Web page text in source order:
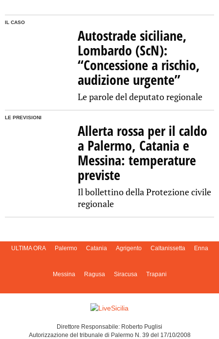
IL CASO
Autostrade siciliane,
Lombardo (ScN):
“Concessione a rischio,
audizione urgente”
Le parole del deputato regionale
LE PREVISIONI
Allerta rossa per il caldo
a Palermo, Catania e
Messina: temperature
previste
Il bollettino della Protezione civile
regionale
ULTIMA ORA Palermo Catania Agrigento Caltanissetta Enna
Messina Ragusa Siracusa Trapani
Direttore Responsabile: Roberto Puglisi
Autorizzazione del tribunale di Palermo N. 39 del 17/10/2008